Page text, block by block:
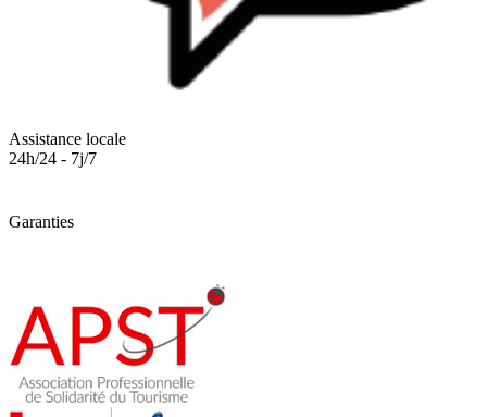
Assistance locale
24h/24 - 7j/7
Garanties